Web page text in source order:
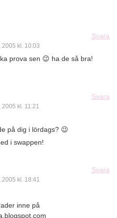
2005 kl. 10:03
Svara
prova sen 😉 ha de så bra!
2005 kl. 11:21
Svara
på dig i lördags? 😉
i swappen!
2005 kl. 18:41
Svara
inne på